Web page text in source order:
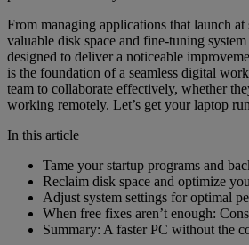
From managing applications that launch
valuable disk space and fine-tuning system
designed to deliver a noticeable
is the foundation of a seamless digital
team to collaborate effectively, whether
working remotely. Let’s get your laptop
In this article
Tame your startup programs and
Reclaim disk space and optimize
Adjust system settings for optimal
When free fixes aren’t enough:
Summary: A faster PC without the